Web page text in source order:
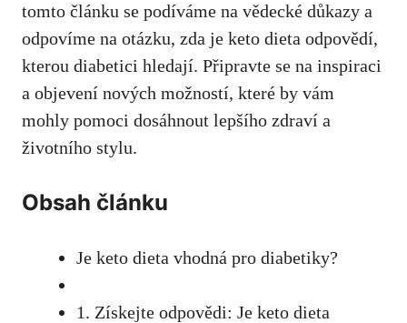
tomto článku se podíváme na vědecké důkazy a
odpovíme na otázku,⁢ zda je keto dieta odpovědí,
kterou diabetici hledají. Připravte se na inspiraci
a objevení⁣ nových možností, které by vám
mohly pomoci dosáhnout lepšího zdraví a
životního ​stylu.
Obsah ⁢článku
Je keto dieta vhodná pro diabetiky?
1. Získejte odpovědi: Je keto dieta